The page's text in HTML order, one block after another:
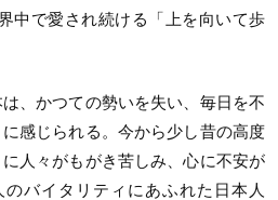
中で愛され続ける「上を向いて歩
、かつての勢いを失い、毎日を不
感じられる。今から少し昔の高度
人々がもがき苦しみ、心に不安が
バイタリティにあふれた日本人